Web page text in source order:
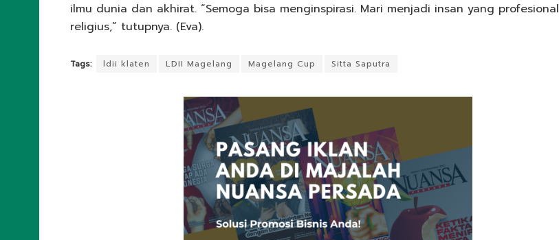
ilmu dunia dan akhirat. “Semoga bisa menginspirasi. Mari menjadi insan yang profesional
religius,” tutupnya. (Eva).
Tags: ldii klaten LDII Magelang Magelang Cup Sitta Saputra